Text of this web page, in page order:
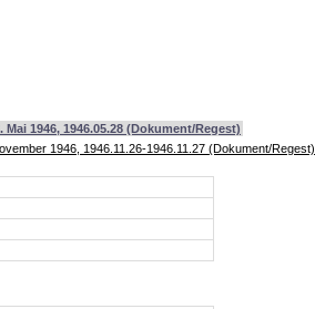
1946, 1946.05.28 (Dokument/Regest)
1946, 1946.11.26-1946.11.27 (Dokument/Regest)